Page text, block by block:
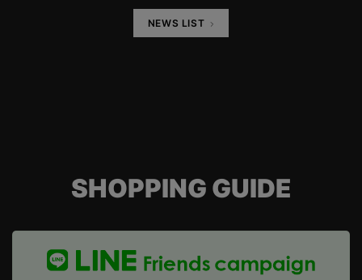
NEWS LIST
SHOPPING GUIDE